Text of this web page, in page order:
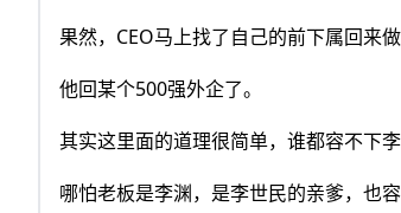
果然，CEO马上找了自己的前下属回来
他回某个500强外企了。
其实这里面的道理很简单，谁都容不下李
哪怕老板是李渊，是李世民的亲爹，也容